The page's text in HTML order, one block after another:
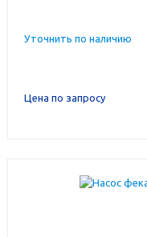
Уточнить по наличию
Цена по запросу